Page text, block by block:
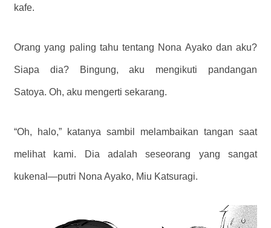
kafe.
Orang yang paling tahu tentang Nona Ayako dan aku?
Siapa dia? Bingung, aku mengikuti pandangan
Satoya. Oh, aku mengerti sekarang.
“Oh, halo,” katanya sambil melambaikan tangan saat
melihat kami. Dia adalah seseorang yang sangat
kukenal—putri Nona Ayako, Miu Katsuragi.